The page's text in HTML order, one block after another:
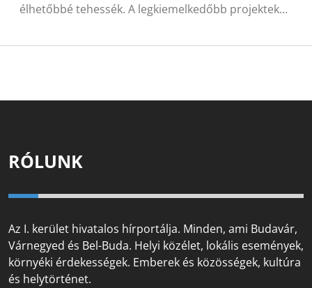
élhetőbbé tehessék. A legkiemelkedőbb projektek…
RÓLUNK
Az I. kerület hivatalos hírportálja. Minden, ami Budavár,
Várnegyed és Bel-Buda. Helyi közélet, lokális események,
környéki érdekességek. Emberek és közösségek, kultúra
és helytörténet.